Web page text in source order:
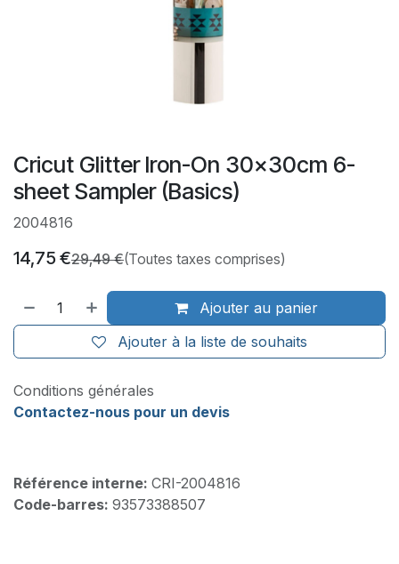
Cricut Glitter Iron-On 30x30cm 6-
sheet Sampler (Basics)
2004816
14,75 €29,49€(Toutes taxes comprises)
Ajouter au panier
Ajouter à la liste de souhaits
Conditions générales
Contactez-nous pour un devis
Référence interne: CRI-2004816
Code-barres: 93573388507